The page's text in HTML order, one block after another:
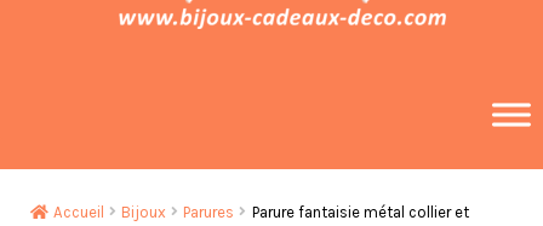
Accueil Bijoux Parures
Parure fantaisie métal collier et